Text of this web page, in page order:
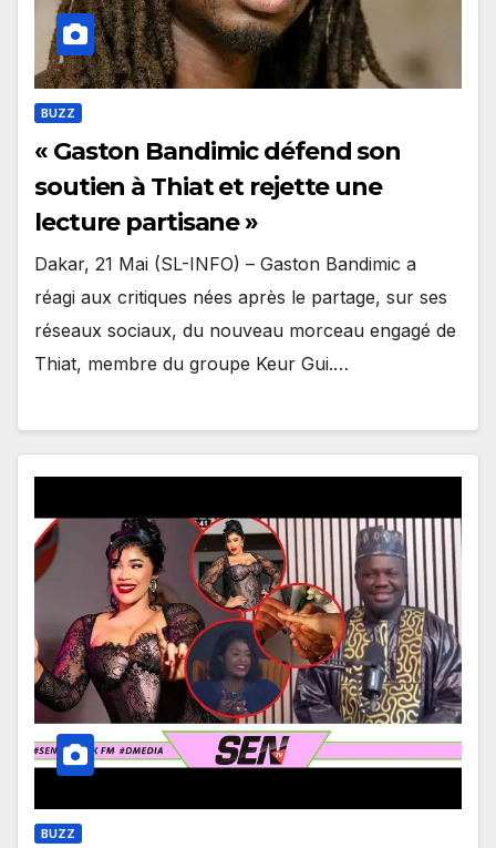
BUZZ
« Gaston Bandimic défend son
soutien à Thiat et rejette une
lecture partisane »
Dakar, 21 Mai (SL-INFO) – Gaston Bandimic a
réagi aux critiques nées après le partage, sur ses
réseaux sociaux, du nouveau morceau engagé de
Thiat, membre du groupe Keur Gui.…
BUZZ